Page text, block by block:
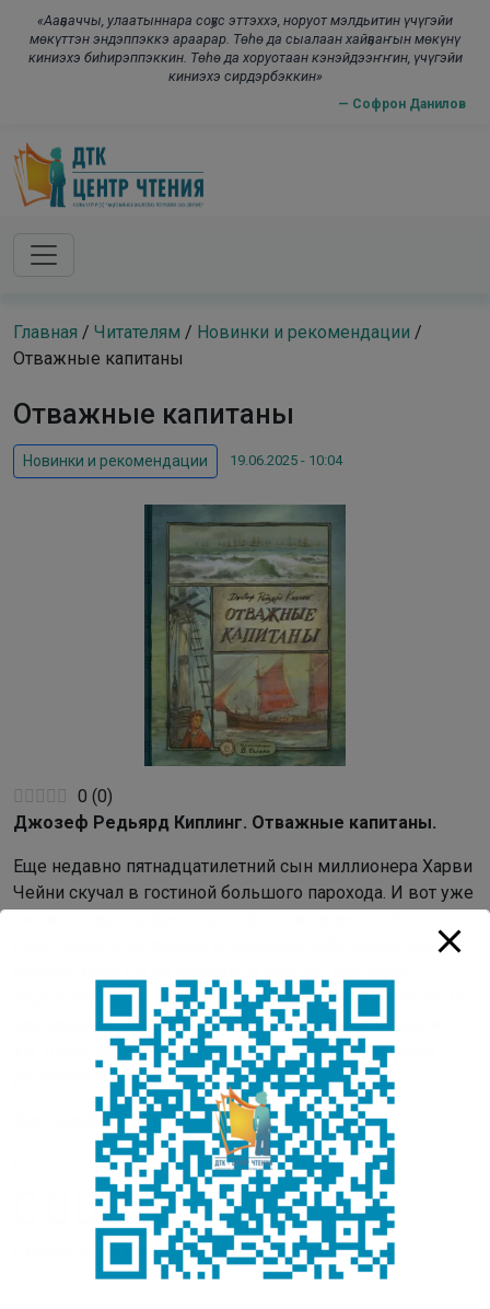
«Ааҕааччы, улаатыннара соҕус эттэххэ, норуот мэлдьитин үчүгэйи
мөкүттэн эндэппэккэ араарар. Төһө да сыалаан хайҕааҥын мөкүнү
киниэхэ биһирэппэккин. Төһө да хоруотаан кэнэйдээҥҥин, үчүгэйи
киниэхэ сирдэрбэккин»
— Софрон Данилов
Skip to main content
Главная / Читателям / Новинки и рекомендации /
Отважные капитаны
Отважные капитаны
Новинки и рекомендации 19.06.2025 - 10:04
0 (0)
Джозеф Редьярд Киплинг. Отважные капитаны.
Еще недавно пятнадцатилетний сын миллионера Харви
Чейни скучал в гостиной большого парохода. И вот уже
вероятно, Харви стал бы совсем другим человеком. Но
как мальчик оказался на скромной рыбацкой шхуне?
Уж точно не ради жалованья в десять с половиной
долларов в месяц!
Для детей 10-14 лет.
Насколько вам понравилась публикация?
Оценок пока нет. Поставьте оценку первым.